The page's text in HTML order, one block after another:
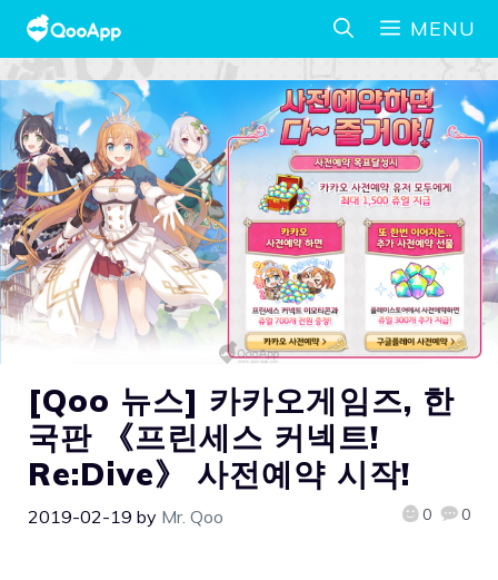
MENU
[Qoo 뉴스] 카카오게임즈, 한
국판 《프린세스 커넥트!
Re:Dive》 사전예약 시작!
2019-02-19 by Mr. Qoo 0 0